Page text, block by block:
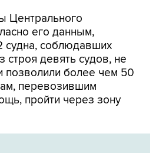
Центрального
его данным,
судна, соблюдавших
строя девять судов, не
позволили более чем 50
перевозившим
пройти через зону